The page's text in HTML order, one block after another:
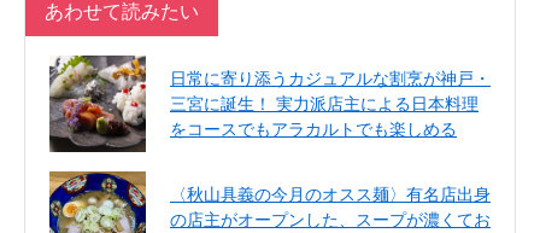
あわせて読みたい
日常に寄り添うカジュアルな割烹が神戸・
三宮に誕生！ 実力派店主による日本料理
をコースでもアラカルトでも楽しめる
〈秋山具義の今月のオスス麺〉有名店出身
の店主がオープンした、スープが濃くてお